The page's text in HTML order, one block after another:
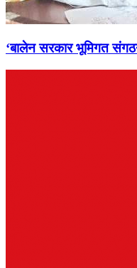
‘बालेन सरकार भूमिगत